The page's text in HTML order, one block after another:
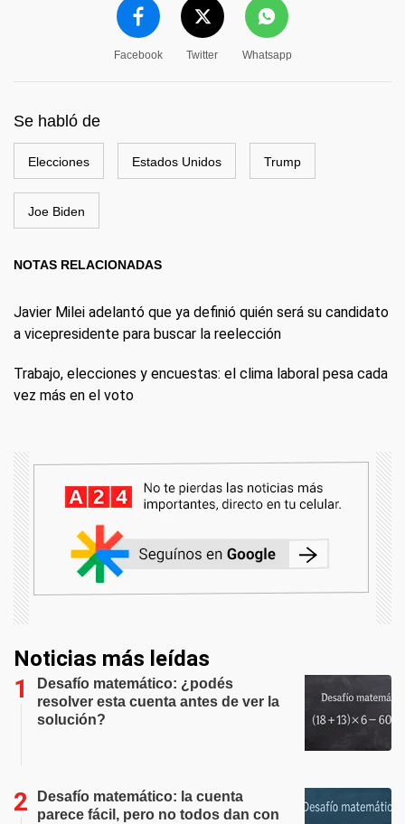
Facebook Twitter Whatsapp
Se habló de
Elecciones Estados Unidos Trump
Joe Biden
NOTAS RELACIONADAS
Javier Milei adelantó que ya definió quién será su candidato
a vicepresidente para buscar la reelección
Trabajo, elecciones y encuestas: el clima laboral pesa cada
vez más en el voto
Noticias más leídas
Desafío matemático: ¿podés
resolver esta cuenta antes de ver la
solución?
Desafío matemático: la cuenta
parece fácil, pero no todos dan con